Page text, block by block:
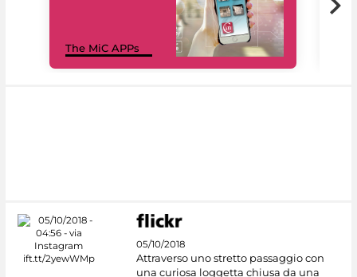
The MiC APPs
05/10/2018
Attraverso uno stretto passaggio con
una curiosa loggetta chiusa da una